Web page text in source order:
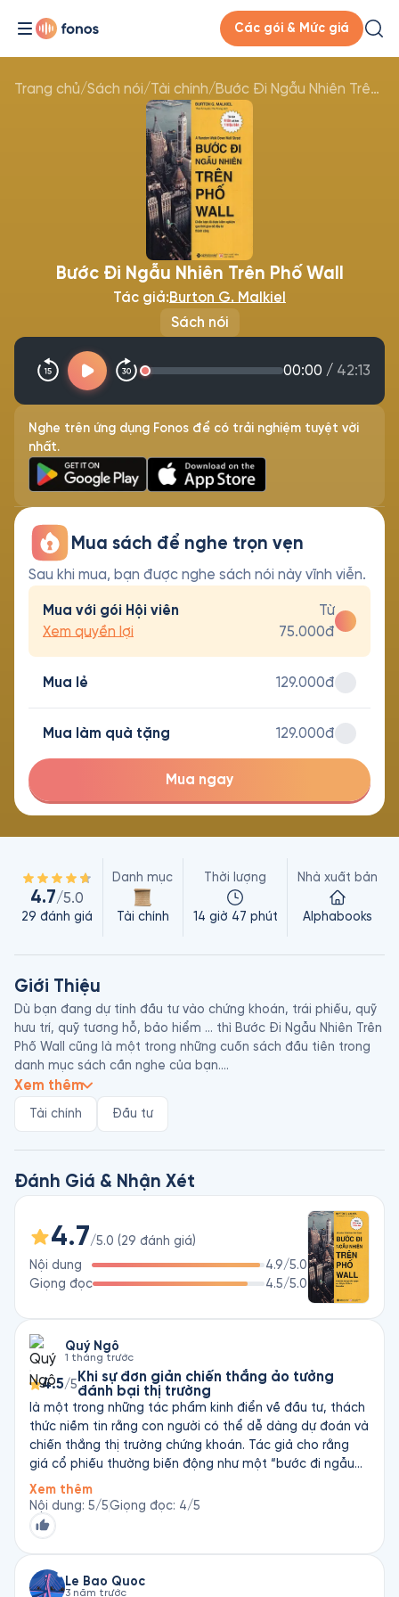
Các gói & Mức giá
Trang chủ/Sách nói/Tài chính/ Bước Đi Ngẫu Nhiên Trên Phố Wall
Sách nói
Bước Đi Ngẫu Nhiên Trên Phố Wall
Tác giả:Burton G. Malkiel
00:00 / 42:13
Nghe trên ứng dụng Fonos để có trải nghiệm tuyệt vời
nhất.
Mua sách để nghe trọn vẹn
Sau khi mua, bạn được nghe sách nói này vĩnh viễn.
Mua với gói Hội viên
Xem quyền lợi
Từ
75.000đ
Mua lẻ 129.000đ
Mua làm quà tặng 129.000đ
Mua ngay
4.7/5.0
29 đánh giá
Danh mục
Tài chính
Thời lượng
14 giờ 47 phút
Nhà xuất bản
Alphabooks
Giới Thiệu
Dù bạn đang dự tính đầu tư vào chứng khoán, trái phiếu, quỹ
hưu trí, quỹ tương hỗ, bảo hiểm … thì Bước Đi Ngẫu Nhiên Trên
Phố Wall cũng là một trong những cuốn sách đầu tiên trong
danh mục sách cần nghe của bạn.
phú trong nhiều vai trò: nhà kinh tế học, chuyên gia tài chính,
chốt và chỉ dẫn chi tiết để họ tự tin tìm ra hướng đầu tư trên
mọi thị trường – và tìm ra con đường chắc chắn nhất để bảo
toàn và gia tăng nhanh chóng khoản tiền đầu tư.
Xem thêm
Tài chính Đầu tư
Đánh Giá & Nhận Xét
4.7/5.0 (29 đánh giá)
Nội dung
4.9/5.0
Giọng đọc
4.5/5.0
Quý Ngô
1 tháng trước
4.5/5 Khi sự đơn giản chiến thắng ảo tưởng
đánh bại thị trường
là một trong những tác phẩm kinh điển về đầu tư, thách
thức niềm tin rằng con người có thể dễ dàng dự đoán và
chiến thắng thị trường chứng khoán. Tác giả cho rằng
giá cổ phiếu thường biến động như một “bước đi ngẫu
nhiên”, bởi mọi thông tin đã nhanh chóng được phản ánh
vào giá, khiến việc chọn cổ phiếu hay canh thời điểm
mua bán trở nên cực kỳ khó khăn. Điểm mạnh của cuốn
sách là cách trình bày dễ hiểu, kết hợp giữa lịch sử tài
chính, tâm lý đám đông và các bong bóng đầu cơ nổi
tiếng để chỉ ra sai lầm của nhà đầu tư. Thay vì chạy theo
Xem thêm
Nội dung: 5/5Giọng đọc: 4/5
Le Bao Quoc
3 năm trước